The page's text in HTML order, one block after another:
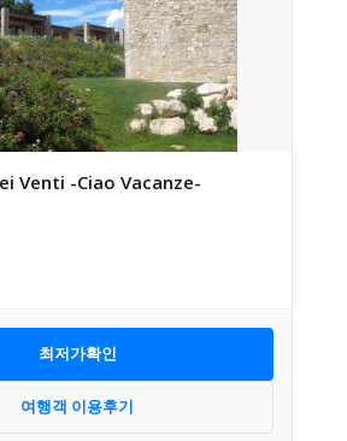
Venti -Ciao Vacanze-
최저가확인
여행객 이용후기